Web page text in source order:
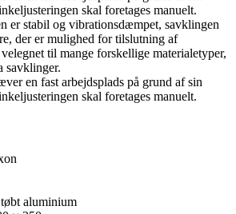
skal foretages manuelt.
er stabil og vibrationsdæmpet, savklingen
der er mulighed for tilslutning af
til mange forskellige materialetyper,
savklinger.
en fast arbejdsplads på grund af sin
skal foretages manuelt.
aluminium